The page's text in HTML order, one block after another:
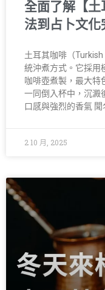
全面了解【土
法到占卜文化
土耳其咖啡（
統沖煮方式。它採用
咖啡壺煮製，最大特
一同倒入杯中，沉澱
口感與強烈的香氣 聞
2 10 月, 2025